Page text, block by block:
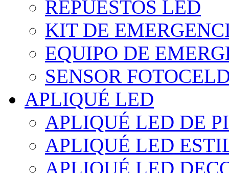
REPUESTOS LED
KIT DE
EQUIPO DE
SENSOR
APLIQUÉ LED
APLIQUÉ LED DE
APLIQUÉ LED
APLIQUÉ LED